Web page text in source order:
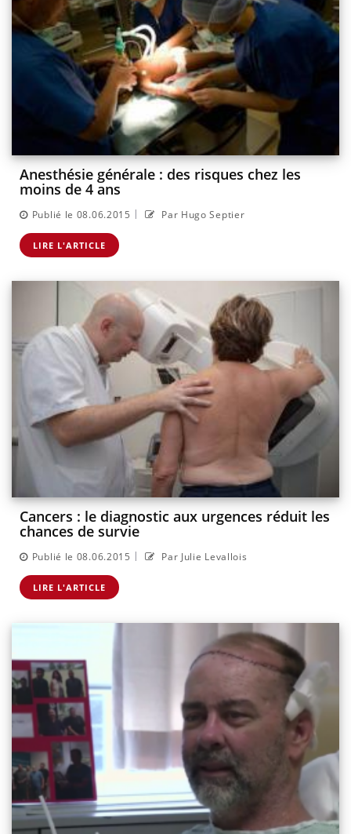
Anesthésie générale : des risques chez les
moins de 4 ans
Publié le 08.06.2015 | Par Hugo Septier
LIRE L'ARTICLE
Cancers : le diagnostic aux urgences réduit les
chances de survie
Publié le 08.06.2015 | Par Julie Levallois
LIRE L'ARTICLE